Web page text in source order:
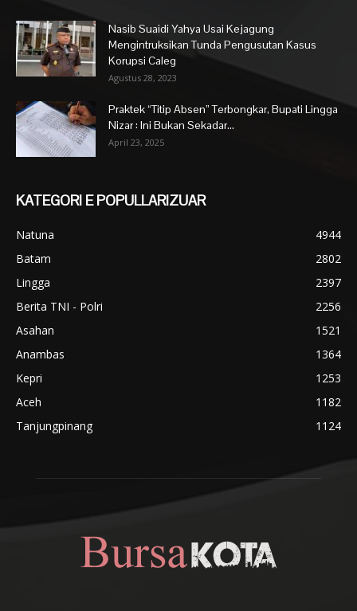
Nasib Suaidi Yahya Usai Kejagung
Mengintruksikan Tunda Pengusutan Kasus
Korupsi Caleg
Agustus 28, 2023
Praktek “Titip Absen” Terbongkar, Bupati Lingga
Nizar : Ini Bukan Sekadar...
April 23, 2025
KATEGORI E POPULLARIZUAR
Natuna
4944
Batam
2802
Lingga
2397
Berita TNI - Polri
2256
Asahan
1521
Anambas
1364
Kepri
1253
Aceh
1182
Tanjungpinang
1124